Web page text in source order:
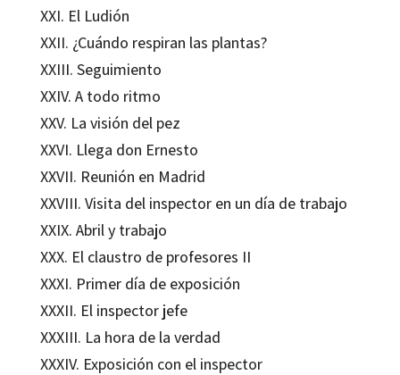
XXI. El Ludión
XXII. ¿Cuándo respiran las plantas?
XXIII. Seguimiento
XXIV. A todo ritmo
XXV. La visión del pez
XXVI. Llega don Ernesto
XXVII. Reunión en Madrid
XXVIII. Visita del inspector en un día de trabajo
XXIX. Abril y trabajo
XXX. El claustro de profesores II
XXXI. Primer día de exposición
XXXII. El inspector jefe
XXXIII. La hora de la verdad
XXXIV. Exposición con el inspector